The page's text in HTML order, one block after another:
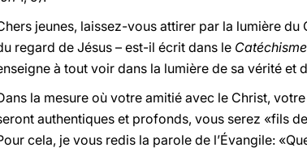
jeunes, laissez-vous attirer par la lumière
regard de Jésus – est-il écrit dans le
à tout voir dans la lumière de sa vérité et
la mesure où votre amitié avec le Christ,
authentiques et profonds, vous serez «fils
cela, je vous redis la parole de l’Évangile: